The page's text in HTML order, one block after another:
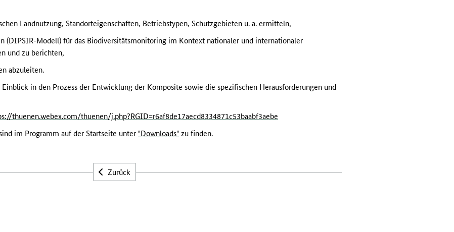
Landnutzung, Standorteigenschaften, Betriebstypen, Schutzgebieten u. a. ermitteln,
(DIPSIR-Modell) für das Biodiversitätsmonitoring im Kontext nationaler und internationaler
und zu berichten,
abzuleiten.
in den Prozess der Entwicklung der Komposite sowie die spezifischen Herausforderungen und
thuenen.webex.com/thuenen/j.php?RGID=r6af8de17aecd8334871c53baabf3aebe
im Programm auf der Startseite unter "Downloads"zu finden.
Zurück